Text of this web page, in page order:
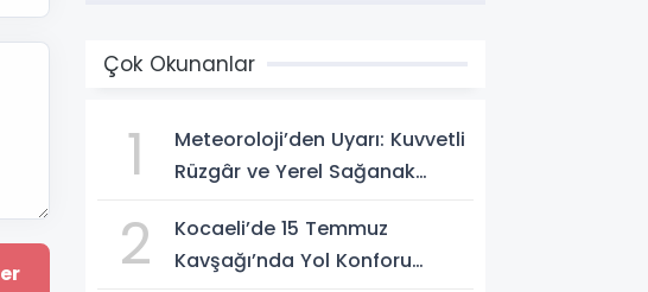
Çok Okunanlar
1
Meteoroloji’den Uyarı: Kuvvetli
Rüzgâr ve Yerel Sağanak
2
Kocaeli’de 15 Temmuz
Kavşağı’nda Yol Konforu